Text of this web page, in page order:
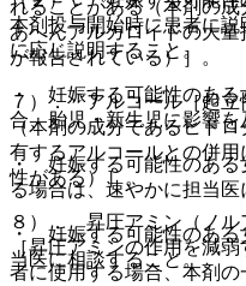
れることがある（本剤の
あへんアルカロイドの大
が報告されている）］。
７）． アルコール［起立
（本剤の成分であるヒド
有するアルコールとの併
性がある）］。
８）． 昇圧アミン（ノル
［昇圧アミンの作用を減
者に使用する場合、本剤
本剤投与開始時に患者に
に応じ説明すること。
・ 妊娠する可能性のある
合、胎児・新生児に影響
・ 妊娠する可能性のある
る場合は、速やかに担当医
・ 妊娠する可能性のある
当医に相談すること。